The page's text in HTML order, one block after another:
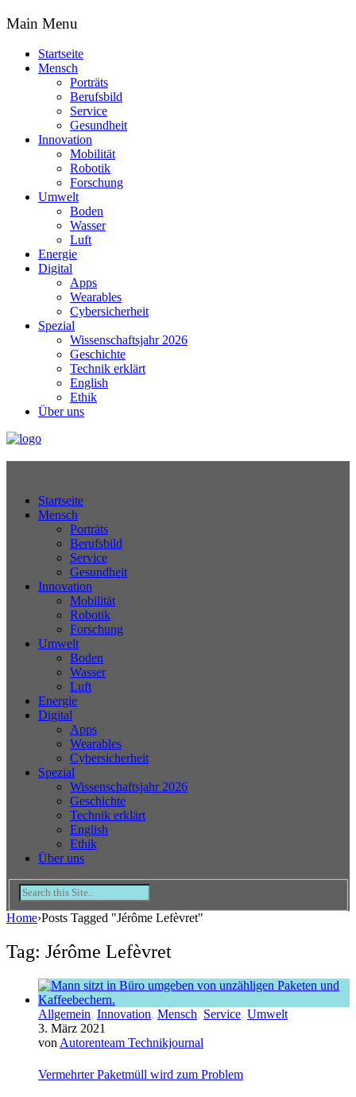
Main Menu
Startseite
Mensch
Porträts
Berufsbild
Service
Gesundheit
Innovation
Mobilität
Robotik
Forschung
Umwelt
Boden
Wasser
Luft
Energie
Digital
Apps
Wearables
Cybersicherheit
Spezial
Wissenschaftsjahr 2026
Geschichte
Technik erklärt
English
Ethik
Über uns
Startseite
Mensch
Porträts
Berufsbild
Service
Gesundheit
Innovation
Mobilität
Robotik
Forschung
Umwelt
Boden
Wasser
Luft
Energie
Digital
Apps
Wearables
Cybersicherheit
Spezial
Wissenschaftsjahr 2026
Geschichte
Technik erklärt
English
Ethik
Über uns
Home›Posts Tagged "Jérôme Lefèvret"
Tag: Jérôme Lefèvret
Allgemein, Innovation, Mensch, Service, Umwelt
3. März 2021
von Autorenteam Technikjournal
Vermehrter Paketmüll wird zum Problem